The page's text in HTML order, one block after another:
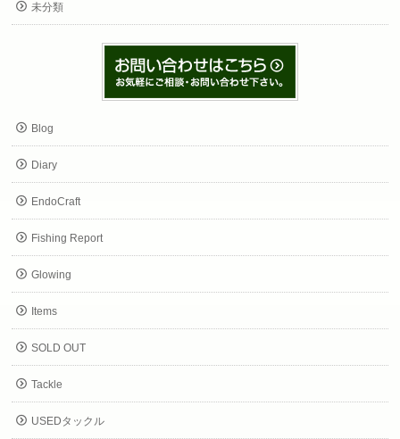
未分類
Blog
Diary
EndoCraft
Fishing Report
Glowing
Items
SOLD OUT
Tackle
USEDタックル